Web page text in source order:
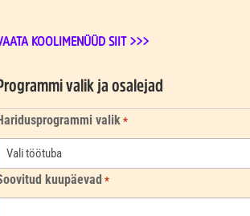
KOOLIMENÜÜD SIIT >>>
valik ja osalejad
valik *
kuupäevad *